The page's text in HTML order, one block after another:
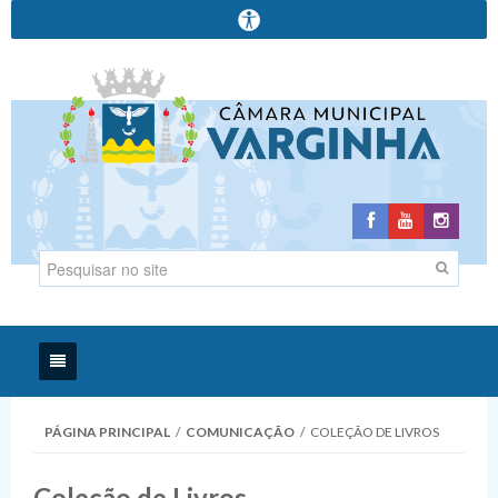
PÁGINA PRINCIPAL / COMUNICAÇÃO / COLEÇÃO DE LIVROS